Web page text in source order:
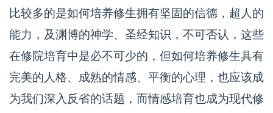
比较多的是如何培养修生拥有坚固的信德，超人的
能力，及渊博的神学、圣经知识，不可否认，这些
在修院培育中是必不可少的，但如何培养修生具有
完美的人格、成熟的情感、平衡的心理，也应该成
为我们深入反省的话题，而情感培育也成为现代修